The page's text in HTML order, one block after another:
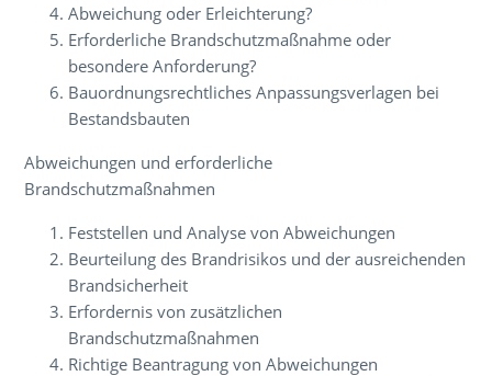
Abweichung oder Erleichterung?
Erforderliche Brandschutzmaßnahme oder
besondere Anforderung?
Bauordnungsrechtliches Anpassungsverlagen bei
Bestandsbauten
Abweichungen und erforderliche
Brandschutzmaßnahmen
Feststellen und Analyse von Abweichungen
Beurteilung des Brandrisikos und der ausreichenden
Brandsicherheit
Erfordernis von zusätzlichen
Brandschutzmaßnahmen
Richtige Beantragung von Abweichungen